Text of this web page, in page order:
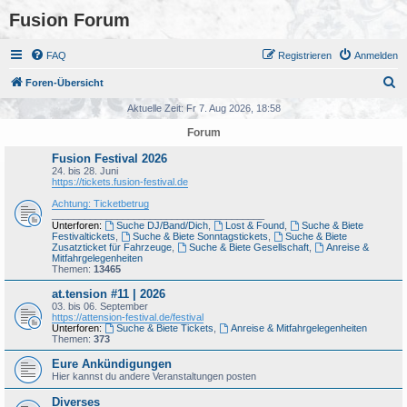
Fusion Forum
FAQ Anmelden
Registrieren
Foren-Übersicht
Aktuelle Zeit: Fr 7. Aug 2026, 18:58
Forum
Fusion Festival 2026
24. bis 28. Juni
https://tickets.fusion-festival.de
Achtung: Ticketbetrug
Unterforen:
Suche DJ/Band/Dich, Lost & Found,
Suche & Biete
Festivaltickets
Suche & Biete Sonntagstickets
Suche & Biete
Zusatzticket für Fahrzeuge
Suche & Biete Gesellschaft,
Anreise &
Mitfahrgelegenheiten
Themen: 13465
at.tension #11 | 2026
03. bis 06. September
https://attension-festival.de/festival
Unterforen:
Suche & Biete Tickets
Anreise & Mitfahrgelegenheiten
Themen: 373
Eure Ankündigungen
Hier kannst du andere Veranstaltungen posten
Diverses